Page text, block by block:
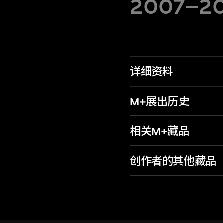
详细资料
M+展出历史
相关M+藏品
创作者的其他藏品